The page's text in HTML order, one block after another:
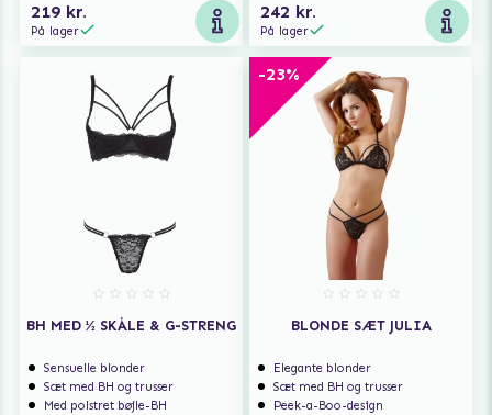
219 kr.
På lager
242 kr.
På lager
BH MED ½ SKÅLE & G-STRENG
Sensuelle blonder
Sæt med BH og trusser
Med polstret bøjle-BH
-23%
BLONDE SÆT JULIA
Elegante blonder
Sæt med BH og trusser
Peek-a-Boo-design